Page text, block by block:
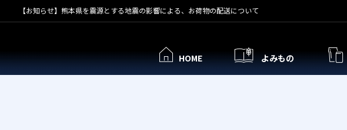
【お知らせ】熊本県を震源とする地震の影響による、お荷物の配送について
HOME よみもの